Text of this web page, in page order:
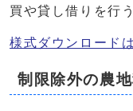
買や貸し借りを行
様式ダウンロード
制限除外の農